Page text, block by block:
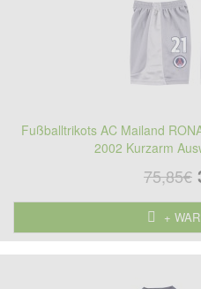
Fußballtrikots AC Mailand
2002 Kurzarm
75,85€
+